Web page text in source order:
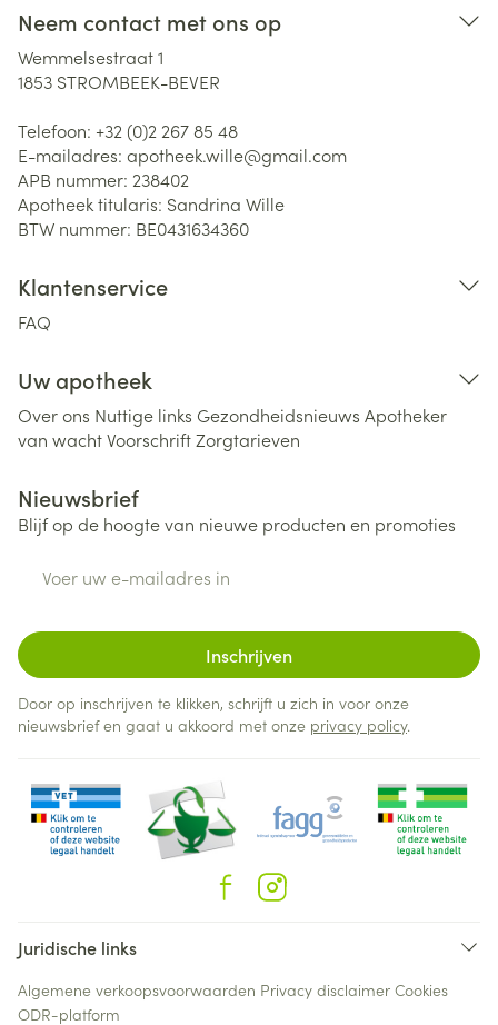
Neem contact met ons op
Wemmelsestraat 1
1853 STROMBEEK-BEVER
Telefoon: +32 (0)2 267 85 48
E-mailadres: apotheek.wille@gmail.com
APB nummer: 238402
Apotheek titularis: Sandrina Wille
BTW nummer: BE0431634360
Klantenservice
FAQ
Uw apotheek
Over ons Nuttige links Gezondheidsnieuws Apotheker
van wachtVoorschriftZorgtarieven
Nieuwsbrief
Blijf op de hoogte van nieuwe producten en promoties
Inschrijven
Door op inschrijven te klikken, schrijft u zich in voor onze
nieuwsbrief en gaat u akkoord met onze privacy policy.
Juridische links
Algemene verkoopsvoorwaarden Privacy disclaimer Cookies
ODR-platform